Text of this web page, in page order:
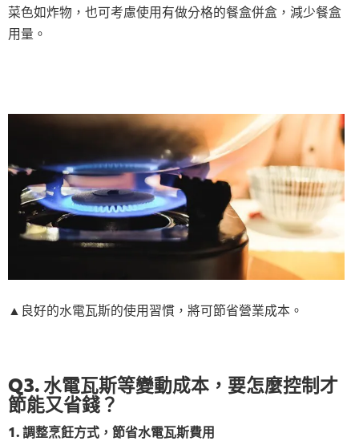
菜色如炸物，也可考慮使用有做分格的餐盒併盒，減少餐盒
用量。
▲良好的水電瓦斯的使用習慣，將可節省營業成本。
Q3. 水電瓦斯等變動成本，要怎麼控制才
節能又省錢？
1. 調整烹飪方式，節省水電瓦斯費用